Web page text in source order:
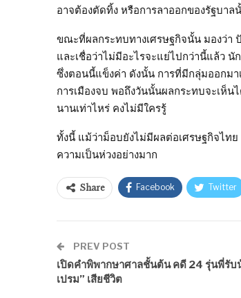
อาจต้องตัดทิ้ง หรือการลาออกของรัฐบ
ขณะที่ผลกระทบทางเศรษฐกิจนั้น มองว่
และเชื่อว่าไม่มีอะไรจะแย่ไปกว่านี้แล้ว นั
ซึ่งตอนนี้แข็งค่า ดังนั้น การที่มีกลุ่มออกมา
การเมืองจบ พอถึงวันนั้นผลกระทบจะเห็
นานเท่าไหร่ คงไม่มีใครรู้
ทั้งนี้ แม้ว่าม็อบยังไม่มีผลต่อเศรษฐกิจไท
ความเป็นห่วงอย่างมาก
Share Facebook Twitter
PREV POST
เปิดคำพิพากษาศาลชั้นต้น คดี 24 รุ่นพี่รับ
เปรม” เสียชีวิต